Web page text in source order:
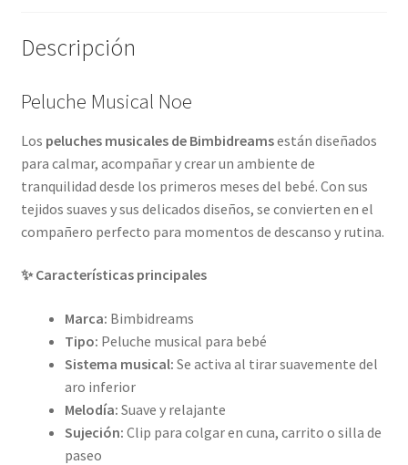
Descripción
Peluche Musical Noe
Los peluches musicales de Bimbidreamsestán diseñados
para calmar, acompañar y crear un ambiente de
tranquilidad desde los primeros meses del bebé. Con sus
tejidos suaves y sus delicados diseños, se convierten en el
compañero perfecto para momentos de descanso y rutina.
✨ Características principales
Marca: Bimbidreams
Tipo: Peluche musical para bebé
Sistema musical: Se activa al tirar suavemente del
aro inferior
Melodía: Suave y relajante
Sujeción: Clip para colgar en cuna, carrito o silla de
paseo